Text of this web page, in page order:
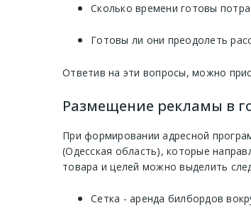
Сколько времени готовы
Готовы ли они преодолеть
Ответив на эти вопросы, можно
Размещение рекламы в
При формировании адресной
(Одесская область), которые
товара и целей можно выделить
Сетка - аренда билбордов